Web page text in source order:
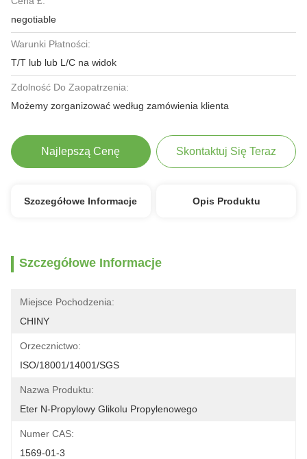
negotiable
Warunki Płatności:
T/T lub lub L/C na widok
Zdolność Do Zaopatrzenia:
Możemy zorganizować według zamówienia klienta
Najlepszą Cenę Skontaktuj Się Teraz
Szczegółowe Informacje Opis Produktu
Szczegółowe Informacje
Miejsce Pochodzenia:
CHINY
Orzecznictwo:
ISO/18001/14001/SGS
Nazwa Produktu:
Eter N-Propylowy Glikolu Propylenowego
Numer CAS:
1569-01-3